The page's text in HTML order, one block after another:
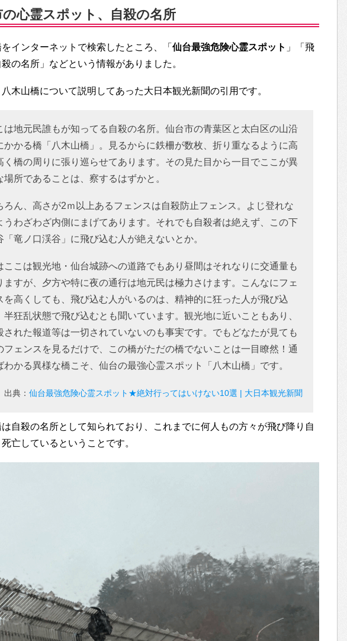
の心霊スポット、自殺の名所
インターネットで検索したところ、「 仙台最強危険心霊スポット 」「飛
の名所」などという情報がありました。
八木山橋について説明してあった大日本観光新聞の引用です。
は地元民誰もが知ってる自殺の名所。仙台市の青葉区と太白区の山沿
かかる橋「八木山橋」。見るからに鉄柵が数枚、折り重なるように高
く橋の周りに張り巡らせてあります。その見た目から一目でここが異
場所であることは、察するはずかと。
ろん、高さが2ｍ以上あるフェンスは自殺防止フェンス。よじ登れな
うわざわざ内側にまげてあります。それでも自殺者は絶えず、この下
「竜ノ口渓谷」に飛び込む人が絶えないとか。
ここは観光地・仙台城跡への道路でもあり昼間はそれなりに交通量も
ますが、夕方や特に夜の通行は地元民は極力さけます。こんなにフェ
を高くしても、飛び込む人がいるのは、精神的に狂った人が飛び込
半狂乱状態で飛び込むとも聞いています。観光地に近いこともあり、
された報道等は一切されていないのも事実です。でもどなたが見ても
フェンスを見るだけで、この橋がただの橋でないことは一目瞭然！通
わかる異様な橋こそ、仙台の最強心霊スポット「八木山橋」です。
出典： 仙台最強危険心霊スポット★絶対行ってはいけない10選 | 大日本観光新聞
は自殺の名所として知られており、これまでに何人もの方々が飛び降り自
亡しているということです。